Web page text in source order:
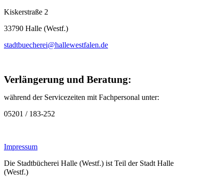
Kiskerstraße 2
33790 Halle (Westf.)
stadtbuecherei@hallewestfalen.de
Verlängerung und Beratung:
während der Servicezeiten mit Fachpersonal unter:
05201 / 183-252
Impressum
Die Stadtbücherei Halle (Westf.) ist Teil der Stadt Halle
(Westf.)